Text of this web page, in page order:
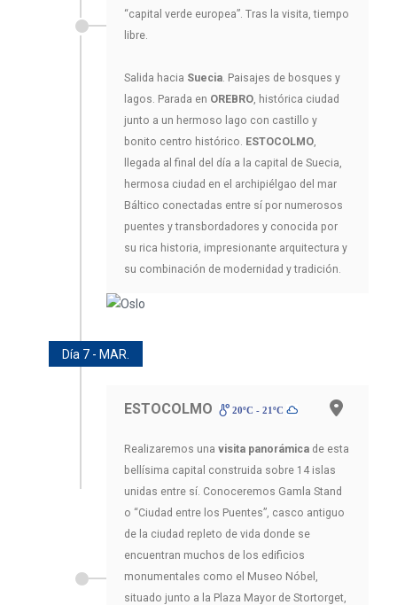
“capital verde europea”. Tras la visita, tiempo
libre.
Salida hacia Suecia . Paisajes de bosques y
lagos. Parada en OREBRO , histórica ciudad
junto a un hermoso lago con castillo y
bonito centro histórico. ESTOCOLMO
llegada al final del día a la capital de Suecia,
hermosa ciudad en el archipiélgao del mar
Báltico conectadas entre sí por numerosos
puentes y transbordadores y conocida por
su rica historia, impresionante arquitectura y
su combinación de modernidad y tradición.
Día 7 - MAR.
ESTOCOLMO 20ºC - 21ºC
Realizaremos una visita panorámica de esta
bellísima capital construida sobre 14 islas
unidas entre sí. Conoceremos Gamla Stand
o “Ciudad entre los Puentes”, casco antiguo
de la ciudad repleto de vida donde se
encuentran muchos de los edificios
monumentales como el Museo Nóbel,
situado junto a la Plaza Mayor de Stortorget,